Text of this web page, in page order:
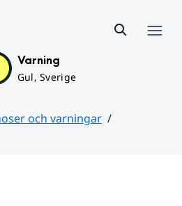
Varning
Gul, Sverige
och varningar